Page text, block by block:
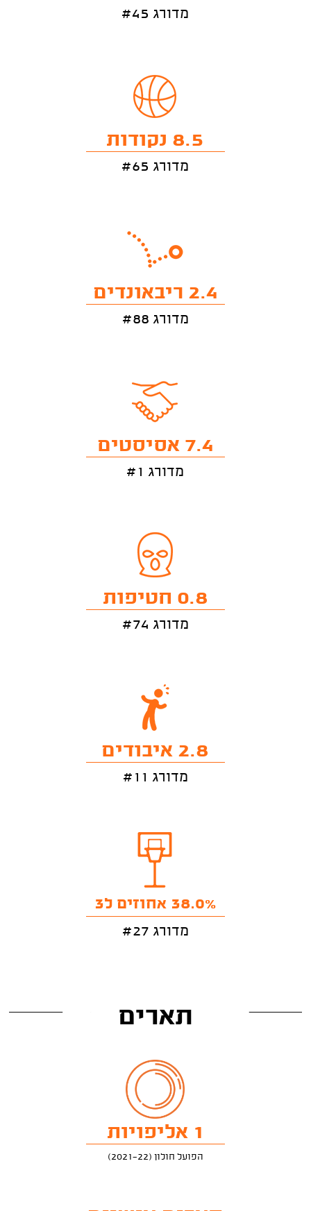
מדורג #45
8.5 נקודות
מדורג #65
2.4 ריבאונדים
מדורג #88
7.4 אסיסטים
מדורג #1
0.8 חטיפות
מדורג #74
2.8 איבודים
מדורג #11
38.0% אחוזים ל3
מדורג #27
תארים
1 אליפויות
הפועל חולון (2021-22)